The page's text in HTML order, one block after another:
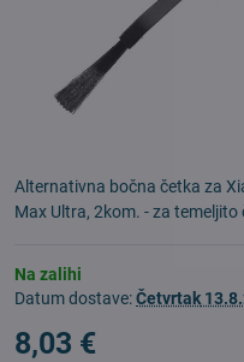
Alternativna bočna četka za
Max Ultra, 2kom. - za temeljito
Na zalihi
Datum dostave:Četvrtak
8,03 €